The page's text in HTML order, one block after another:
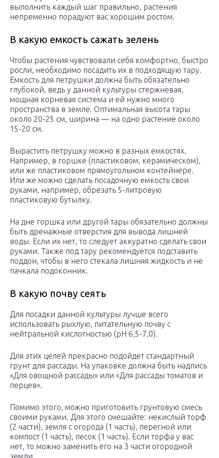
выполнить каждый шаг правильно, растения
непременно порадуют вас хорошим ростом.
В какую емкость сажать зелень
Чтобы растения чувствовали себя комфортно, быстро
росли, необходимо посадить их в подходящую тару.
Емкость для петрушки должна быть обязательно
глубокой, ведь у данной культуры стержневая,
мощная корневая система и ей нужно много
пространства в земле. Оптимальная высота тары
около 20-25 см, ширина — на одно растение около
15-20 см.
Вырастить петрушку можно в разных емкостях.
Например, в горшке (пластиковом, керамическом),
или же пластиковом прямоугольном контейнере.
Или же можно сделать посадочную емкость свои
руками, например, обрезать 5-литровую
пластиковую бутылку.
На дне горшка или другой тары обязательно должны
быть дренажные отверстия для вывода лишней
воды. Если их нет, то следует аккуратно сделать свои
руками. Также под тару рекомендуется подставить
поддон, чтобы в него стекала лишняя жидкость и не
пачкала подоконник.
В какую почву сеять
Для посадки данной культуры лучше всего
использовать рыхлую, питательную почву с
нейтральной кислотностью (pH 6,5-7,0).
Для этих целей прекрасно подойдет стандартный
грунт для рассады. На упаковке должна быть надпись
«Для овощной рассады» или «Для рассады томатов и
перцев».
Помимо этого, можно приготовить грунтовую смесь
своими руками. Для этого смешайте: некислый торф
(2 части), земля с огорода (1 часть), перегной или
компост (1 часть), песок (1 часть). Если торфа у вас
нет, то можно заменить его на 3 части огородной
земли.